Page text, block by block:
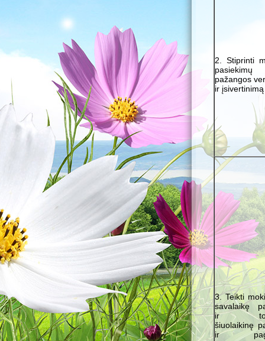
2. Stiprinti
pažangos
ir įsivertinimą
3. Teikti
savalaikę
ir
šiuolaikinę
ir